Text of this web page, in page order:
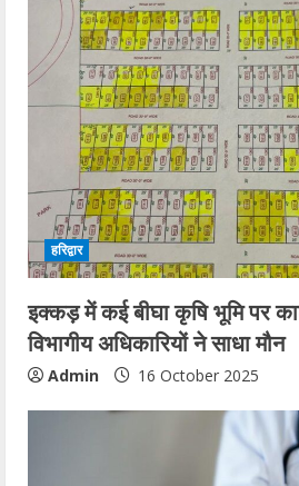
हरिद्वार
इक्कड़ में कई बीघा कृषि भूमि पर
विभागीय अधिकारियों ने साधा मौन
Admin 16 October 2025